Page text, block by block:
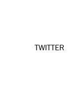
TWITTER